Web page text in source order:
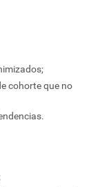
cohorte que no